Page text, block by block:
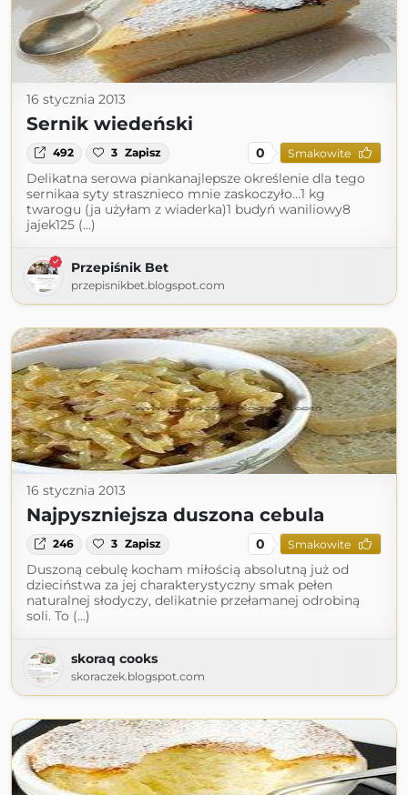
16 stycznia 2013
Sernik wiedeński
492 3 Zapisz 0 Smakowite
Delikatna serowa piankanajlepsze określenie dla tego
sernikaa syty strasznieco mnie zaskoczyło...1 kg
twarogu (ja użyłam z wiaderka)1 budyń waniliowy8
jajek125 (...)
Przepiśnik Bet
przepisnikbet.blogspot.com
16 stycznia 2013
Najpyszniejsza duszona cebula
246 3 Zapisz 0 Smakowite
Duszoną cebulę kocham miłością absolutną już od
dzieciństwa za jej charakterystyczny smak pełen
naturalnej słodyczy, delikatnie przełamanej odrobiną
soli. To (...)
skoraq cooks
skoraczek.blogspot.com